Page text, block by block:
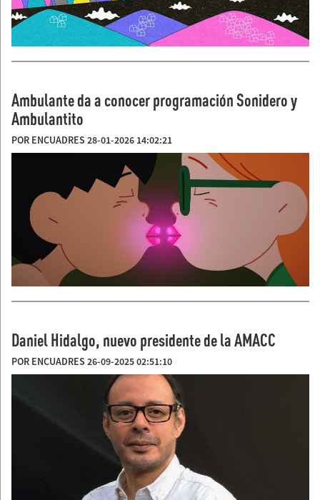
Ambulante da a conocer programación Sonidero y
Ambulantito
POR ENCUADRES 28-01-2026 14:02:21
Daniel Hidalgo, nuevo presidente de la AMACC
POR ENCUADRES 26-09-2025 02:51:10